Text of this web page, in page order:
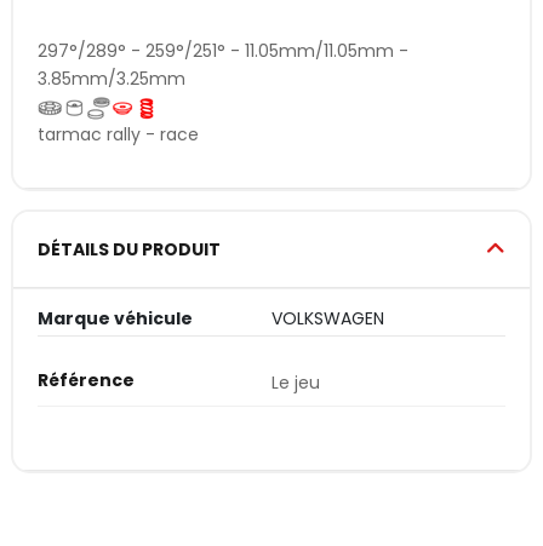
297°/289° - 259°/251° - 11.05mm/11.05mm -
3.85mm/3.25mm
tarmac rally - race
DÉTAILS DU PRODUIT
Marque véhicule VOLKSWAGEN
Référence Le jeu